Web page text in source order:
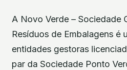
A Novo Verde – Sociedade
Resíduos de Embalagens é
entidades gestoras
par da Sociedade Ponto